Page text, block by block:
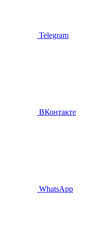
Telegram
ВКонтакте
WhatsApp